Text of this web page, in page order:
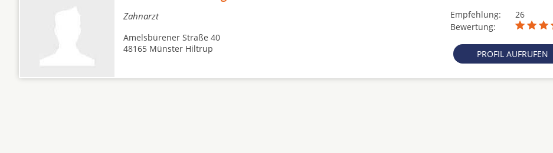
Zahnarzt Empfehlung:
26
Bewertung:
PROFIL AUFRUFEN
Amelsbürener Straße 40
48165 Münster Hiltrup